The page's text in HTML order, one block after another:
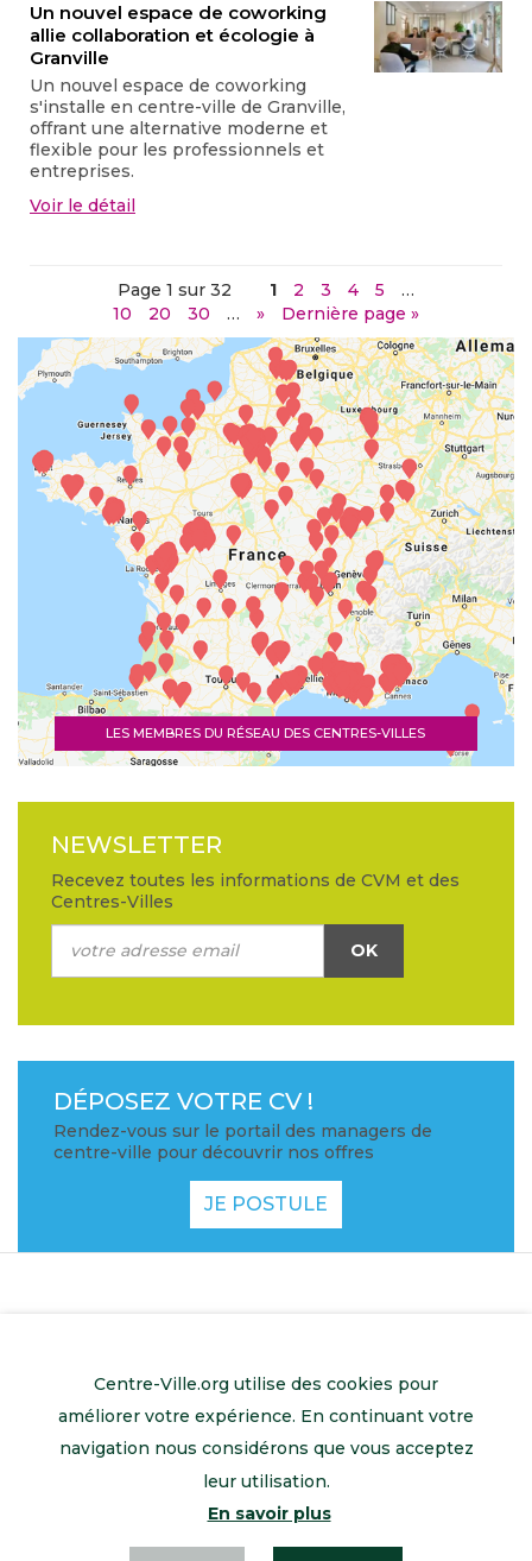
Un nouvel espace de coworking
allie collaboration et écologie à
Granville
Un nouvel espace de coworking
s'installe en centre-ville de Granville,
offrant une alternative moderne et
flexible pour les professionnels et
entreprises.
Voir le détail
Page 1 sur 32 1 2 3 4 5
…
10
20 30 … » Dernière page »
LES MEMBRES DU RÉSEAU DES CENTRES-VILLES
NEWSLETTER
Recevez toutes les informations de CVM et des
Centres-Villes
OK
DÉPOSEZ VOTRE CV !
Rendez-vous sur le portail des managers de
centre-ville pour découvrir nos offres
JE POSTULE
Mentions légales
Centre-Ville.org utilise des cookies pour
améliorer votre expérience. En continuant votre
navigation nous considérons que vous acceptez
leur utilisation.
En savoir plus